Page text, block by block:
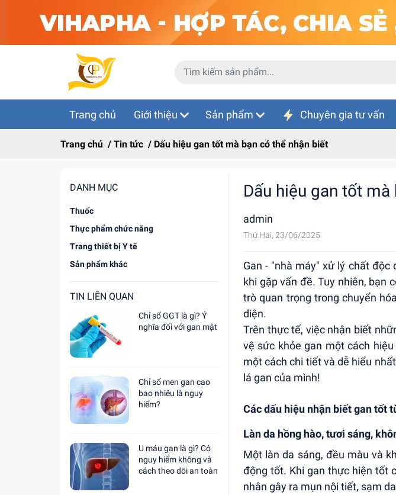
Trang chủ Giới thiệu Sản phẩm Chuyên gia tư vấn
Trang chủ / Tin tức / Dấu hiệu gan tốt mà bạn có thể nhận biết
DANH MỤC
Thuốc
Thực phẩm chức năng
Trang thiết bị Y tế
Sản phẩm khác
TIN LIÊN QUAN
Chỉ số GGT là gì? Ý
nghĩa đối với gan mật
Chỉ số men gan cao
bao nhiêu là nguy
hiểm?
U máu gan là gì? Có
nguy hiểm không và
cách theo dõi an toàn
Dấu hiệu gan tốt
admin
Thứ Hai, 23/06/2025
Gan - "nhà máy" xử lý chất
khi gặp vấn đề. Tuy nhiên, bạn
trò quan trọng trong chuyển
diện.
Trên thực tế, việc nhận biết
vệ sức khỏe gan một cách
một cách chi tiết và dễ hiểu
lá gan của mình!
Các dấu hiệu nhận biết gan tốt
Làn da hồng hào, tươi sáng,
Một làn da sáng, đều màu và
động tốt. Khi gan thực hiện tốt
nhân gây ra mụn nội tiết, sạm